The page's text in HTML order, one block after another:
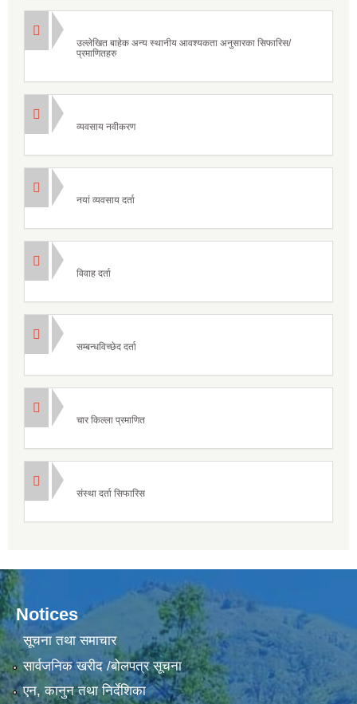
उल्लेखित बाहेक अन्य स्थानीय आवश्यकता अनुसारका सिफारिस/
प्रमाणितहरु
व्यवसाय नवीकरण
नयां व्यवसाय दर्ता
विवाह दर्ता
सम्बन्धविच्छेद दर्ता
चार किल्ला प्रमाणित
संस्था दर्ता सिफारिस
Notices
सूचना तथा समाचार
सार्वजनिक खरीद /बोलपत्र सूचना
एन, कानुन तथा निर्देशिका